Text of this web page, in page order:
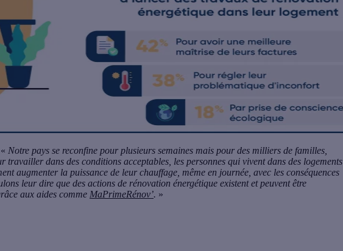
« Notre pays se reconfine pour plusieurs semaines mais pour des milliers de familles,
dans des conditions acceptables, les personnes qui vivent dans des logements
augmenter la puissance de leur chauffage, même en journée, avec les conséquences
leur dire que des actions de rénovation énergétique existent et peuvent être
aux aides comme MaPrimeRénov’. »